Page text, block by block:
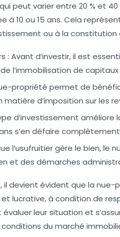
qui peut varier entre 20 % et
10 ou 15 ans. Cela
ou à la constitution
: Avant d’investir, il est
l’immobilisation de capitaux
propriété permet de
d’imposition sur les
d’investissement améliore
s’en défaire
l’usufruitier gère le bien, le
et des démarches
devient évident que la nue-
lucrative, à condition de
leur situation et
du marché